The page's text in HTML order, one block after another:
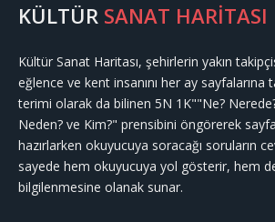
KÜLTÜR SANAT HARİTASI
Kültür Sanat Haritası, şehirlerin yakın
eğlence ve kent insanını her ay sayfalarına
terimi olarak da bilinen 5N 1K""Ne?
Neden? ve Kim?" prensibini öngörerek
hazırlarken okuyucuya soracağı soruların
sayede hem okuyucuya yol gösterir, hem
bilgilenmesine olanak sunar.